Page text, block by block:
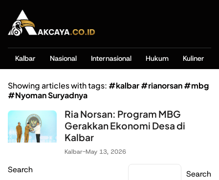
Kalbar Nasional Internasional Hukum Kuliner
Showing articles with tags: #kalbar #rianorsan #mbg
#Nyoman Suryadnya
Ria Norsan: Program MBG
Gerakkan Ekonomi Desa di
Kalbar
Kalbar-May 13, 2026
Search Search